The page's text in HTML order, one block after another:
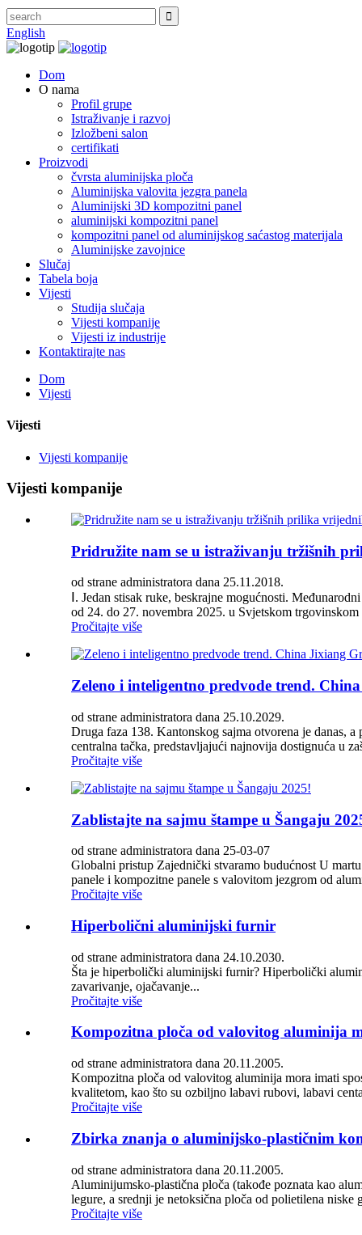
English
Dom
O nama
Profil grupe
Istraživanje i razvoj
Izložbeni salon
certifikati
Proizvodi
čvrsta aluminijska ploča
Aluminijska valovita jezgra panela
Aluminijski 3D kompozitni panel
aluminijski kompozitni panel
kompozitni panel od aluminijskog saćastog materijala
Aluminijske zavojnice
Slučaj
Tabela boja
Vijesti
Studija slučaja
Vijesti kompanije
Vijesti iz industrije
Kontaktirajte nas
Dom
Vijesti
Vijesti
Vijesti kompanije
Vijesti kompanije
Pridružite nam se u istraživanju tržišnih
od strane administratora dana 25.11.2018.
Ⅰ. Jedan stisak ruke, beskrajne mogućnosti.
od 24. do 27. novembra 2025. u Svjetskom
Pročitajte više
Zeleno i inteligentno predvode trend.
od strane administratora dana 25.10.2029.
Druga faza 138. Kantonskog sajma otvorena je danas,
centralna tačka, predstavljajući najnovija dostignuća u
Pročitajte više
Zablistajte na sajmu štampe u Šangaju
od strane administratora dana 25-03-07
Globalni pristup Zajednički stvaramo budućnost U
panele i kompozitne panele s valovitom jezgrom od
Pročitajte više
Hiperbolični aluminijski furnir
od strane administratora dana 24.10.2030.
Šta je hiperbolički aluminijski furnir? Hiperbolički
zavarivanje, ojačavanje...
Pročitajte više
Kompozitna ploča od valovitog aluminija
od strane administratora dana 20.11.2005.
Kompozitna ploča od valovitog aluminija mora imati
kvalitetom, kao što su ozbiljno labavi rubovi, labavi
Pročitajte više
Zbirka znanja o aluminijsko-plastičnim
od strane administratora dana 20.11.2005.
Aluminijumsko-plastična ploča (takođe poznata kao
legure, a srednji je netoksična ploča od polietilena
Pročitajte više